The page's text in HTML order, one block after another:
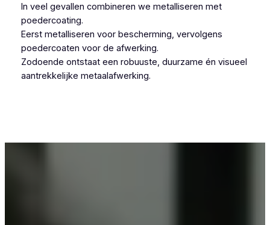
In veel gevallen combineren we metalliseren met
poedercoating.
Eerst metalliseren voor bescherming, vervolgens
poedercoaten voor de afwerking.
Zodoende ontstaat een robuuste, duurzame én visueel
aantrekkelijke metaalafwerking.